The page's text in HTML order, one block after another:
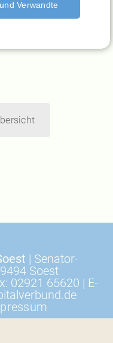
| Senator-
Soest
02921 65620 | E-